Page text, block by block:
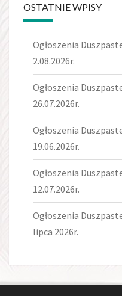
OSTATNIE WPISY
Ogłoszenia
2.08.2026r.
Ogłoszenia
26.07.2026r.
Ogłoszenia
19.06.2026r.
Ogłoszenia
12.07.2026r.
Ogłoszenia
lipca 2026r.